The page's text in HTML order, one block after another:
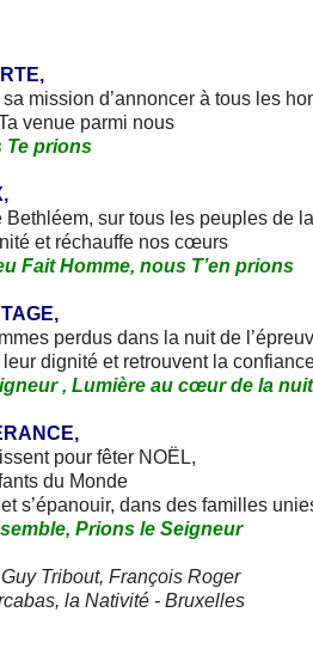
mission d’annoncer à tous les
venue parmi nous
Te prions
sur tous les peuples de
et réchauffe nos cœurs
nous T’en prions
perdus dans la nuit de
dignité et retrouvent la
au cœur de la nuit,
pour fêter NOËL,
du Monde
s’épanouir, dans des familles
le Seigneur
Tribout, François Roger
la Nativité - Bruxelles